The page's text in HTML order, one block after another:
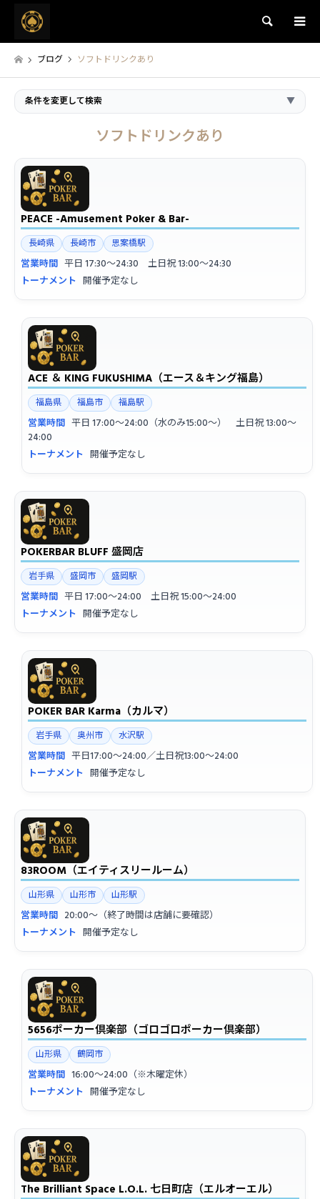
検索
ブログ ソフトドリンクあり
条件を変更して検索 ▼
ソフトドリンクあり
PEACE -Amusement Poker & Bar-
長崎県 長崎市 思案橋駅
営業時間 平日 17:30〜24:30 土日祝 13:00〜24:30
トーナメント 開催予定なし
ACE ＆ KING FUKUSHIMA（エース＆キング福島）
福島県 福島市 福島駅
営業時間 平日 17:00〜24:00（水のみ15:00〜） 土日祝 13:00〜
24:00
トーナメント 開催予定なし
POKERBAR BLUFF 盛岡店
岩手県 盛岡市 盛岡駅
営業時間 平日 17:00〜24:00 土日祝 15:00〜24:00
トーナメント 開催予定なし
POKER BAR Karma（カルマ）
岩手県 奥州市 水沢駅
営業時間 平日17:00〜24:00／土日祝13:00〜24:00
トーナメント 開催予定なし
83ROOM（エイティスリールーム）
山形県 山形市 山形駅
営業時間 20:00〜（終了時間は店舗に要確認）
トーナメント 開催予定なし
5656ポーカー倶楽部（ゴロゴロポーカー倶楽部）
山形県 鶴岡市
営業時間 16:00〜24:00（※木曜定休）
トーナメント 開催予定なし
The Brilliant Space L.O.L. 七日町店（エルオーエル）